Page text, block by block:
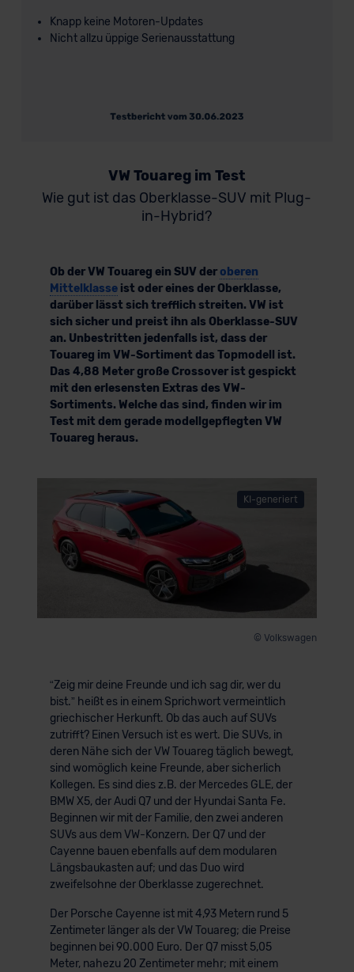
Knapp keine Motoren-Updates
Nicht allzu üppige Serienausstattung
VW Touareg im Test
Wie gut ist das Oberklasse-SUV mit Plug-
in-Hybrid?
Ob der VW Touareg ein SUV deroberen
Mittelklasseist oder eines der Oberklasse,
darüber lässt sich trefflich streiten. VW ist
sich sicher und preist ihn als Oberklasse-SUV
an. Unbestritten jedenfalls ist, dass der
Touareg im VW-Sortiment das Topmodell ist.
Das 4,88 Meter große Crossover ist gespickt
mit den erlesensten Extras des VW-
Sortiments. Welche das sind, finden wir im
Test mit dem gerade modellgepflegten VW
Touareg heraus.
KI-generiert
© Volkswagen
“Zeig mir deine Freunde und ich sag dir, wer du
bist.” heißt es in einem Sprichwort vermeintlich
griechischer Herkunft. Ob das auch auf SUVs
zutrifft? Einen Versuch ist es wert. Die SUVs, in
deren Nähe sich der VW Touareg täglich bewegt,
sind womöglich keine Freunde, aber sicherlich
Kollegen. Es sind dies z.B. der Mercedes GLE, der
BMW X5, der Audi Q7 und der Hyundai Santa Fe.
Beginnen wir mit der Familie, den zwei anderen
SUVs aus dem VW-Konzern. Der Q7 und der
Cayenne bauen ebenfalls auf dem modularen
Längsbaukasten auf; und das Duo wird
zweifelsohne der Oberklasse zugerechnet.
Der Porsche Cayenne ist mit 4,93 Metern rund 5
Zentimeter länger als der VW Touareg; die Preise
beginnen bei 90.000 Euro. Der Q7 misst 5,05
Meter, nahezu 20 Zentimeter mehr; mit einem